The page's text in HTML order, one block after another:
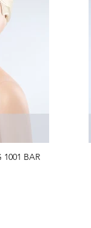
YLA - C195 - WRAP / G 1001 BAR